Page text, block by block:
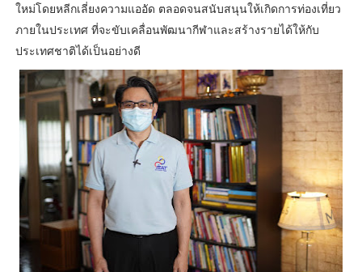
ใหม่โดยหลีกเลี่ยงความแออัด ตลอดจนสนับสนุนให้เกิดการท่องเที่ยว
ภายในประเทศ ที่จะขับเคลื่อนพัฒนากีฬาและสร้างรายได้ให้กับ
ประเทศชาติได้เป็นอย่างดี